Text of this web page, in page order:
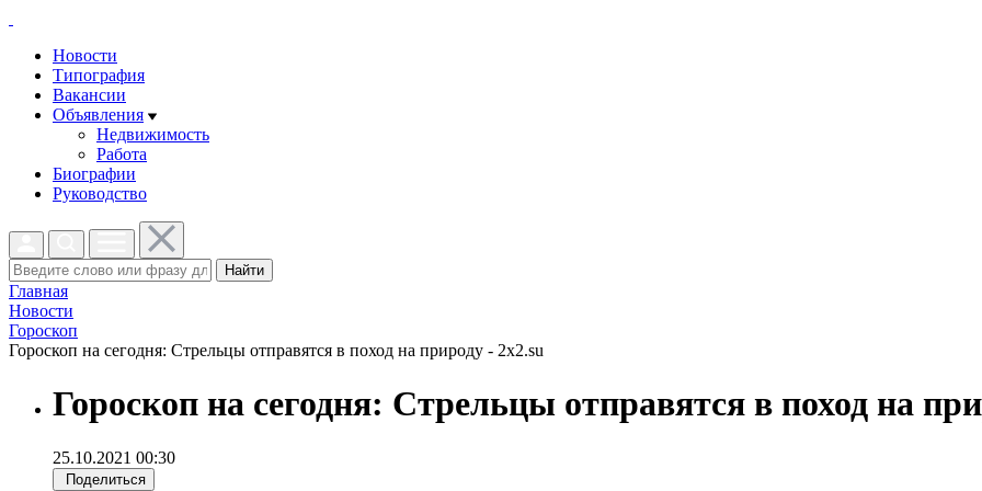
Новости
Типография
Вакансии
Объявления
Недвижимость
Работа
Биографии
Руководство
Найти
Главная
Новости
Гороскоп
Гороскоп на сегодня: Стрельцы отправятся в поход на природу - 2x2.su
Гороскоп на сегодня: Стрельцы отправятся в поход на
25.10.2021 00:30
Поделиться